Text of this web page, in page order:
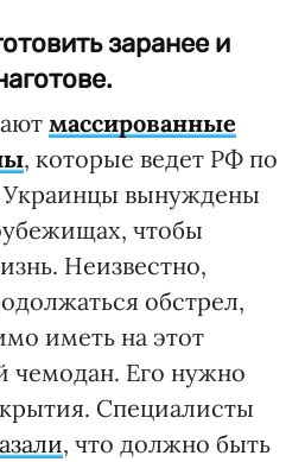
заранее и
массированные
, которые ведет РФ по
вынуждены
чтобы
Неизвестно,
обстрел,
иметь на этот
чемодан. Его нужно
Специалисты
, что должно быть